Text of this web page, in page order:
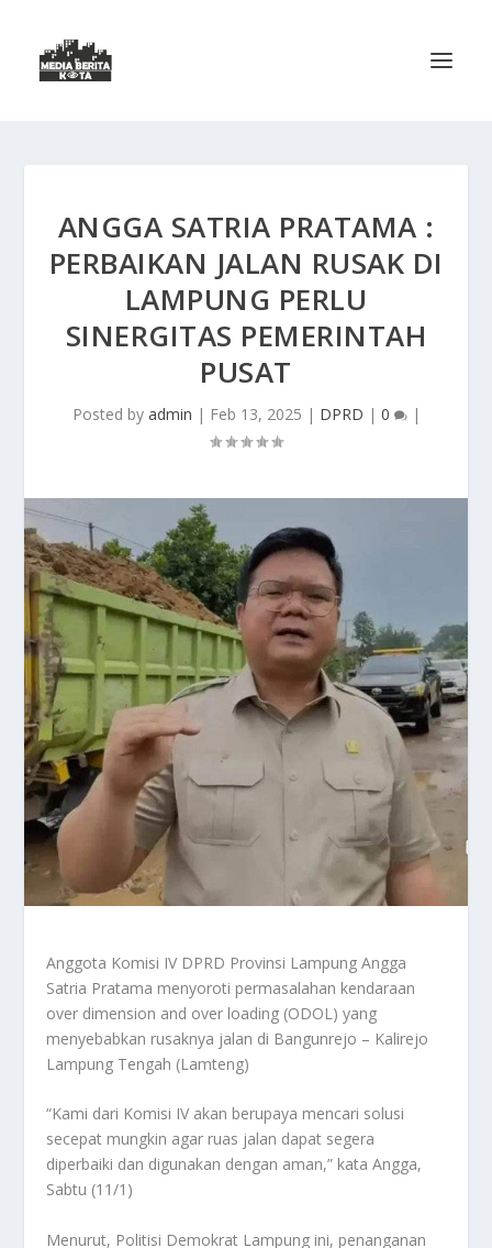
ANGGA SATRIA PRATAMA :
PERBAIKAN JALAN RUSAK DI
LAMPUNG PERLU
SINERGITAS PEMERINTAH
PUSAT
Posted by admin | Feb 13, 2025 | DPRD | 0 |
Anggota Komisi IV DPRD Provinsi Lampung Angga
Satria Pratama menyoroti permasalahan kendaraan
over dimension and over loading (ODOL) yang
menyebabkan rusaknya jalan di Bangunrejo – Kalirejo
Lampung Tengah (Lamteng)
“Kami dari Komisi IV akan berupaya mencari solusi
secepat mungkin agar ruas jalan dapat segera
diperbaiki dan digunakan dengan aman,” kata Angga,
Sabtu (11/1)
Menurut, Politisi Demokrat Lampung ini, penanganan